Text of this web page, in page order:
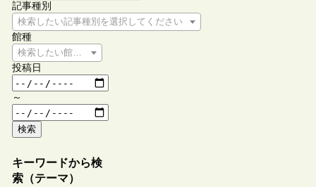
記事種別
検索したい記事種別を選択してください
館種
検索したい館種を選択してください
投稿日
～
検索
キーワードから検
索（テーマ）